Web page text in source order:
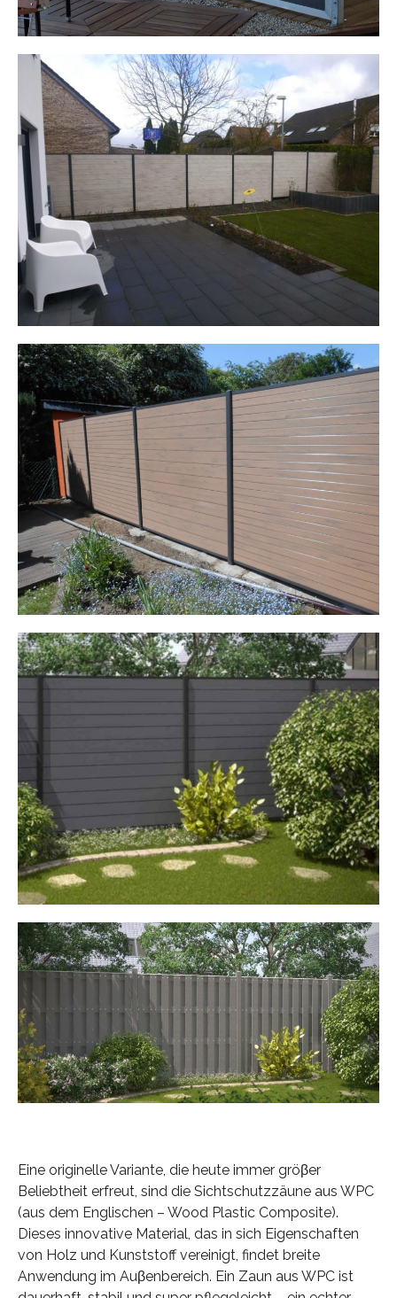
Eine originelle Variante, die heute immer gröβer
Beliebtheit erfreut, sind die Sichtschutzzäune aus WPC
(aus dem Englischen – Wood Plastic Composite).
Dieses innovative Material, das in sich Eigenschaften
von Holz und Kunststoff vereinigt, findet breite
Anwendung im Auβenbereich. Ein Zaun aus WPC ist